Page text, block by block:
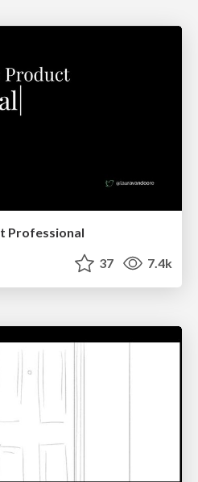
Professional
37 7.4k